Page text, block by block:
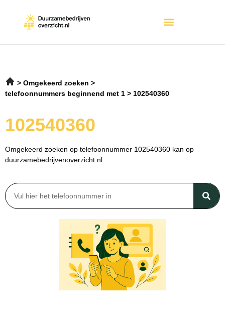
Omgekeerd zoeken
telefoonnummers beginnend met 1
102540360
102540360
Omgekeerd zoeken op telefoonnummer 102540360 kan op
duurzamebedrijvenoverzicht.nl.